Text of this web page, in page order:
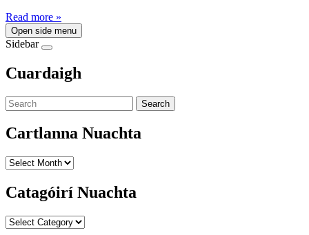
Read more »
Open side menu
Sidebar
Cuardaigh
Search
Cartlanna Nuachta
Cartlanna
Catagóirí Nuachta
Catagóirí